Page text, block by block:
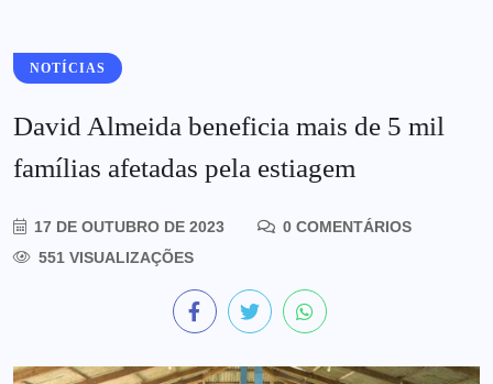
NOTÍCIAS
David Almeida beneficia mais de 5 mil
famílias afetadas pela estiagem
17 DE OUTUBRO DE 2023
0 COMENTÁRIOS
551 VISUALIZAÇÕES